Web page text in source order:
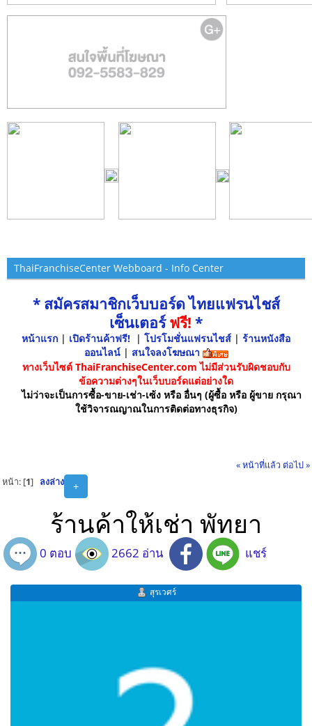
ThaiFranchiseCenter Webboard - Info Center
* สมัครสมาชิกเว็บบอร์ด ไทยแฟรนไชส์
เซ็นเตอร์ฟรี! *
หน้าแรก | เปิดร้านค้าฟรี! | โปรโมชั่นแฟรนไชส์ | ร้านหนังสือ
ออนไลน์ | สนใจลงโฆษณา
ทางเว็บไซต์ ThaiFranchiseCenter.com ไม่มีส่วนรับผิดชอบกับ
ข้อความต่างๆในเว็บบอร์ดแต่อย่างใด
ไม่ว่าจะเป็นการซื้อ-ขาย-เช่า-เซ้ง หรือ อื่นๆ (ผู้ซื้อ หรือ ผู้ขาย กรุณา
ใช้วิจารณญาณในการติดต่อทางธุรกิจ)
« หน้าที่แล้ว ต่อไป »
+
หน้า: [1] ลงล่าง
ร้านค้าให้เช่า พัทยา
0 ตอบ 2662 อ่าน แชร์
สุรเวศร์